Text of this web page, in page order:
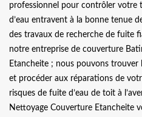
professionnel pour contrôler votre
d’eau entravent à la bonne tenue
des travaux de recherche de fuite
notre entreprise de couverture
Etancheite ; nous pouvons trouver
et procéder aux réparations de
risques de fuite d’eau de toit à
Nettoyage Couverture Etancheite